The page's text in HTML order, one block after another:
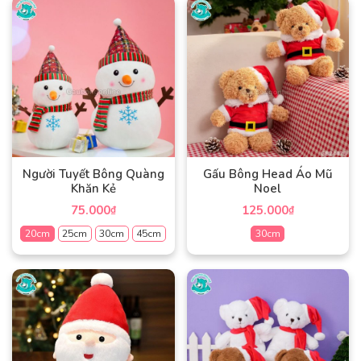
Người Tuyết Bông Quàng
Khăn Kẻ
75.000₫
20cm
25cm 30cm 45cm
Sản
phẩm
có
nhiều
biến
Gấu Bông Head Áo Mũ
Noel
125.000₫
30cm
Sản
này
có
nhiều
biến